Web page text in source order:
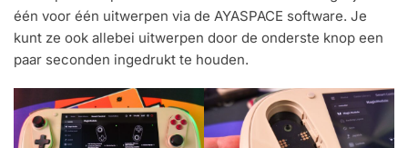
één voor één uitwerpen via de AYASPACE software. Je
kunt ze ook allebei uitwerpen door de onderste knop een
paar seconden ingedrukt te houden.